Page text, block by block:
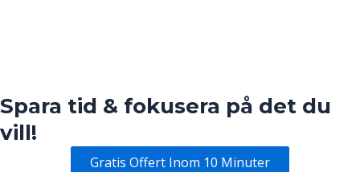
Spara tid & fokusera på det du
vill!
Gratis Offert Inom 10 Minuter